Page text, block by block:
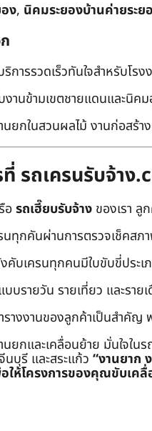
ง, นิคมระยองบ้านค่ายระย
ริการรวดเร็วทันใจสำหรับโร
งานข้ามเขตชายแดนและนิค
นยกในสวนผลไม้ งานก่อสร้าง
รถเครนรับจ้าง
อรถเฮี๊ยบรับจ้าง ของเรา ลู
นทุกคันผ่านการตรวจเช็คส
คับเครนทุกคนมีใบขับขี่ประ
บบรายวัน รายเที่ยว และรา
รางงานของลูกค้าเป็นสำคัญ
นยกและเคลื่อนย้าย มั่นใจใ
นบุรี และสระแก้ว “งานยาก
ให้โครงการของคุณขับเคลื่